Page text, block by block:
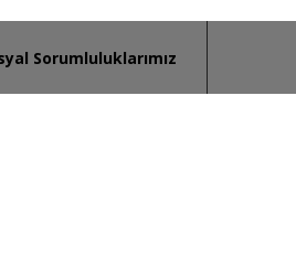
Sorumluluklarımız